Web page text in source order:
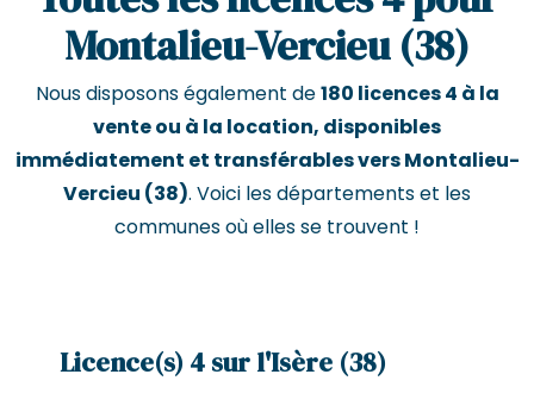
Montalieu-Vercieu (38)
Nous disposons également de180 licences 4 à la
vente ou à la location, disponibles
immédiatement et transférables vers Montalieu-
Vercieu (38). Voici les départements et les
communes où elles se trouvent !
Licence(s) 4 sur l'Isère (38)